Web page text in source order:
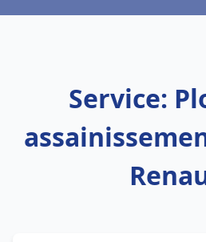
Service: